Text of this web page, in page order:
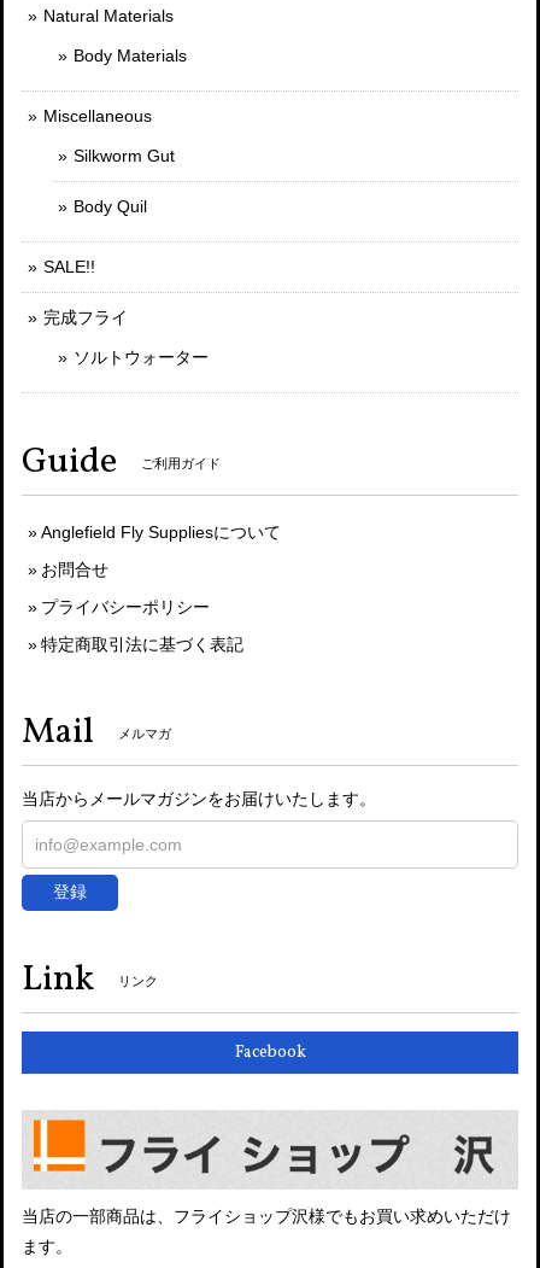
Natural Materials
Body Materials
Miscellaneous
Silkworm Gut
Body Quil
SALE!!
完成フライ
ソルトウォーター
Guide ご利用ガイド
Anglefield Fly Suppliesについて
お問合せ
プライバシーポリシー
特定商取引法に基づく表記
Mail メルマガ
当店からメールマガジンをお届けいたします。
登録
Link リンク
Facebook
当店の一部商品は、フライショップ沢様でもお買い求めいただけ
ます。